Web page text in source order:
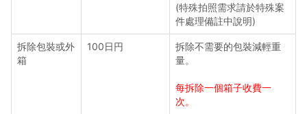
宅配服務說明
7-11超商取貨說明
(特殊拍照需求請於特殊案
件處理備註中說明)
拆除包裝或外
箱
100日円
拆除不需要的包裝減輕重
量。
每拆除一個箱子收費一
次。